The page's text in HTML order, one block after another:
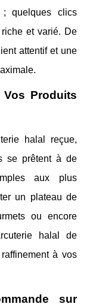
quelques clics
et varié. De
attentif et une
Vos Produits
halal reçue,
se prêtent à de
aux plus
un plateau de
ou encore
halal de
à vos
sur